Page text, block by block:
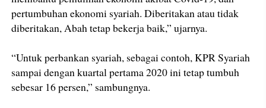
pertumbuhan ekonomi syariah. Diberitakan atau tidak
diberitakan, Abah tetap bekerja baik,” ujarnya.
“Untuk perbankan syariah, sebagai contoh, KPR Syariah
sampai dengan kuartal pertama 2020 ini tetap tumbuh
sebesar 16 persen,” sambungnya.